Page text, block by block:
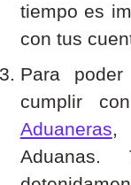
tiempo es
con tus
Para
cumplir
Aduaneras,
Aduanas.